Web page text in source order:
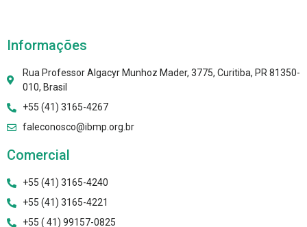
Informações
Rua Professor Algacyr Munhoz Mader, 3775, Curitiba, PR 81350-
010, Brasil
+55 (41) 3165-4267
faleconosco@ibmp.org.br
Comercial
+55 (41) 3165-4240
+55 (41) 3165-4221
+55 ( 41) 99157-0825